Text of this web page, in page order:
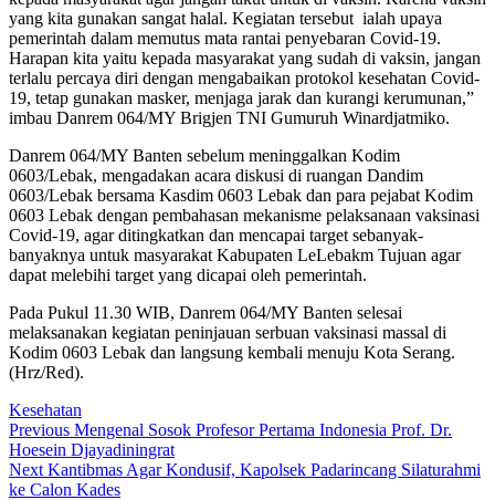
yang kita gunakan sangat halal. Kegiatan tersebut ialah upaya
pemerintah dalam memutus mata rantai penyebaran Covid-19.
Harapan kita yaitu kepada masyarakat yang sudah di vaksin, jangan
terlalu percaya diri dengan mengabaikan protokol kesehatan Covid-
19, tetap gunakan masker, menjaga jarak dan kurangi kerumunan,”
imbau Danrem 064/MY Brigjen TNI Gumuruh Winardjatmiko.
Danrem 064/MY Banten sebelum meninggalkan Kodim
0603/Lebak, mengadakan acara diskusi di ruangan Dandim
0603/Lebak bersama Kasdim 0603 Lebak dan para pejabat Kodim
0603 Lebak dengan pembahasan mekanisme pelaksanaan vaksinasi
Covid-19, agar ditingkatkan dan mencapai target sebanyak-
banyaknya untuk masyarakat Kabupaten LeLebakm Tujuan agar
dapat melebihi target yang dicapai oleh pemerintah.
Pada Pukul 11.30 WIB, Danrem 064/MY Banten selesai
melaksanakan kegiatan peninjauan serbuan vaksinasi massal di
Kodim 0603 Lebak dan langsung kembali menuju Kota Serang.
(Hrz/Red).
Kesehatan
Post
navigation
Previous Previous
post:
Mengenal Sosok Profesor Pertama Indonesia Prof. Dr.
Hoesein Djayadiningrat
Next Next
post:
Kantibmas Agar Kondusif, Kapolsek Padarincang Silaturahmi
ke Calon Kades